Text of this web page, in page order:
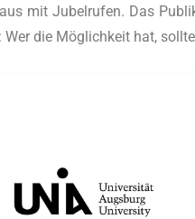
mit Jubel­ru­fen. Das
Wer die Mög­lich­keit hat,